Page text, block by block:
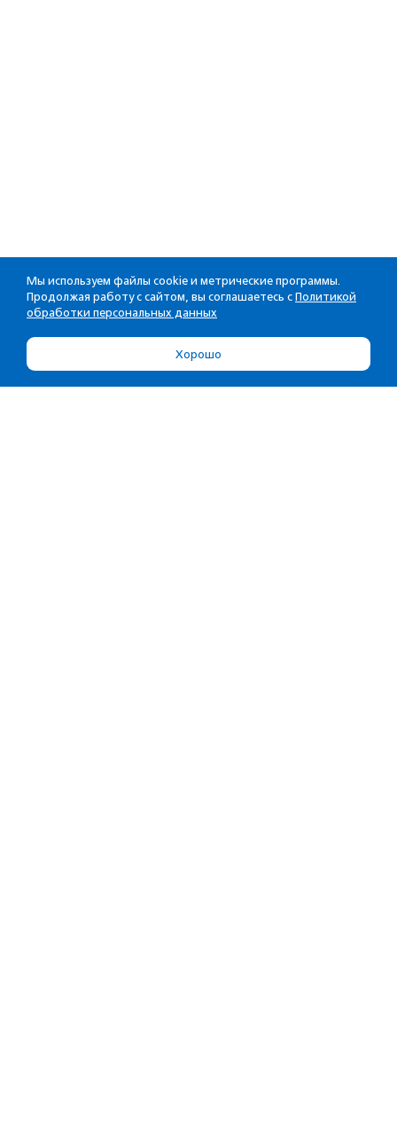
Мы используем файлы cookie и метрические программы.
Продолжая работу с сайтом, вы соглашаетесь с Политикой
обработки персональных данных
Хорошо